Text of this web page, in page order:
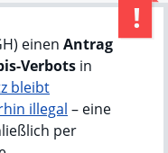
einen Antrag
Verbots in
bleibt
illegal – eine
per